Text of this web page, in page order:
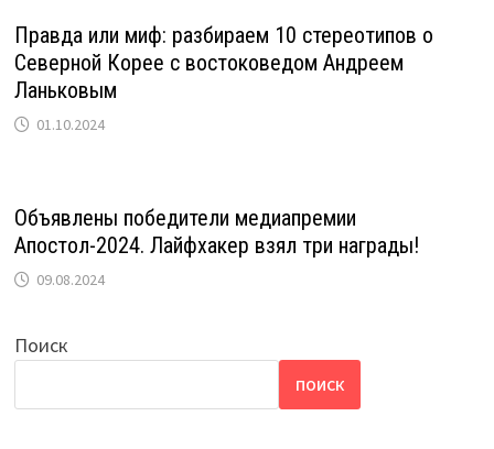
Правда или миф: разбираем 10 стереотипов о
Северной Корее с востоковедом Андреем
Ланьковым
01.10.2024
Объявлены победители медиапремии
Апостол-2024. Лайфхакер взял три награды!
09.08.2024
Поиск
ПОИСК